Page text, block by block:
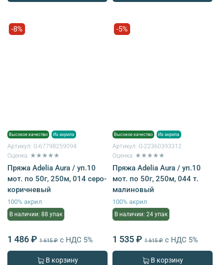
-8%
Высокое качество Из акрила
Артикул: G-67798259094
Оценка: ★★★★★
Пряжа Adelia Aura / уп.10
мот. по 50г, 250м, 014 серо-
коричневый
100% акрил
В наличии: 88 упак
1 486 ₽ 1 615 ₽ с НДС 5%
В корзину
-5%
Высокое качество Из акрила
Артикул: G-22360393312
Оценка: ★★★★★
Пряжа Adelia Aura / уп.10
мот. по 50г, 250м, 044 т.
малиновый
100% акрил
В наличии: 24 упак
1 535 ₽ 1 615 ₽ с НДС 5%
В корзину